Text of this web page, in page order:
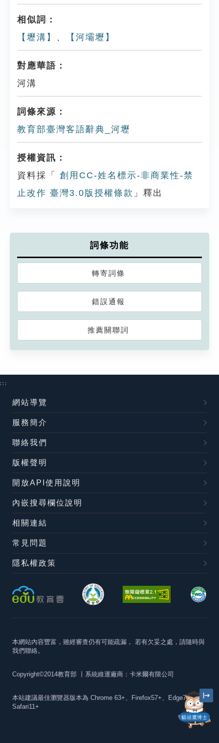
相似詞：
【壢溝】 、 【河壩壢】
對應華語：
河溝
詞條來源：
教育部臺灣客語辭典_河壢
授權資訊：
資料採「
創用CC-姓名標示-非商業性-禁
止改作 臺灣3.0版授權條款 」釋出
詞條功能
轉寄詞條
錯誤通報
推薦關聯詞
貓頭鷹博士
:::
網站導覽
服務簡介
聯絡我們
版權聲明
開放API使用說明
內嵌搜尋欄位說明
相關連結
常見問題
隱私權政策
本網站內容豐富，雖經審查仍有可能疏漏， 若有欠妥之處，請隨時與
我們聯絡。
Copyright©2014教育部 丨系統維運廠商：卡米爾有限公司
本站建議最佳瀏覽器版本為 Chrome 63+、Firefox57+、Edge79+及
Safari11+